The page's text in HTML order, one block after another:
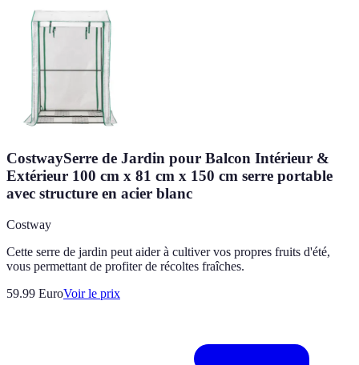
CostwaySerre de Jardin pour Balcon Intérieur &
Extérieur 100 cm x 81 cm x 150 cm serre portable
avec structure en acier blanc
Costway
Cette serre de jardin peut aider à cultiver vos propres fruits d'été,
vous permettant de profiter de récoltes fraîches.
59.99 EuroVoir le prix